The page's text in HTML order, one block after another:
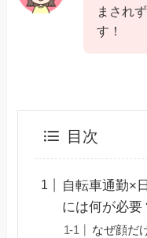
まされ
す！
目次
自転車通勤×
には何が必要
なぜ顔だ